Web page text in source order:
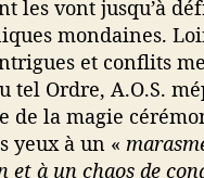
les vont jusqu’à
mondaines.
et conflits
tel Ordre, A.O.S.
de la magie
yeux à un «
et à un chaos de